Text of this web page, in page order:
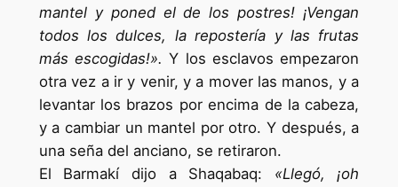
mantel y poned el de los postres! ¡Vengan
todos los dulces, la repostería y las frutas
más escogidas!». Y los esclavos empezaron
otra vez a ir y venir, y a mover las manos, y a
levantar los brazos por encima de la cabeza,
y a cambiar un mantel por otro. Y después, a
una seña del anciano, se retiraron.
El Barmakí dijo a Shaqabaq: «Llegó, ¡oh